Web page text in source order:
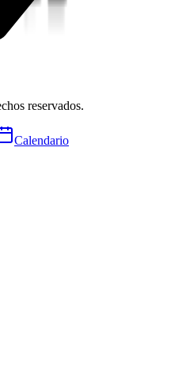
reservados.
Calendario